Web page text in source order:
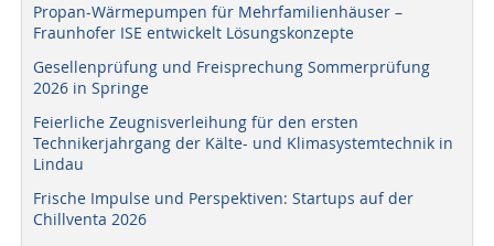
Propan-Wärmepumpen für Mehrfamilienhäuser –
Fraunhofer ISE entwickelt Lösungskonzepte
Gesellenprüfung und Freisprechung Sommerprüfung
2026 in Springe
Feierliche Zeugnisverleihung für den ersten
Technikerjahrgang der Kälte- und Klimasystemtechnik in
Lindau
Frische Impulse und Perspektiven: Startups auf der
Chillventa 2026